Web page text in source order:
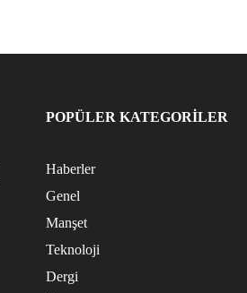
POPÜLER KATEGORİLER
Haberler
Genel
Manşet
Teknoloji
Dergi